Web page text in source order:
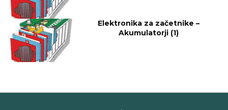
Elektronika za začetnike –
Akumulatorji (1)